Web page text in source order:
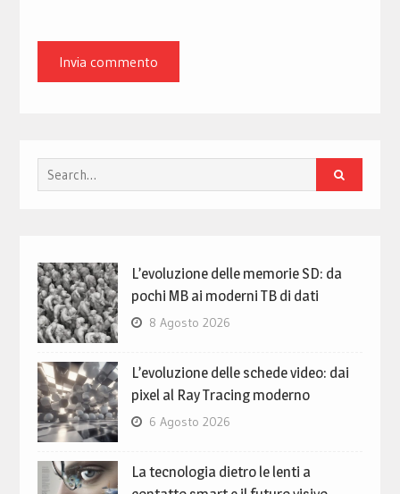
Search
for:
L’evoluzione delle memorie SD: da
pochi MB ai moderni TB di dati
8 Agosto 2026
L’evoluzione delle schede video: dai
pixel al Ray Tracing moderno
6 Agosto 2026
La tecnologia dietro le lenti a